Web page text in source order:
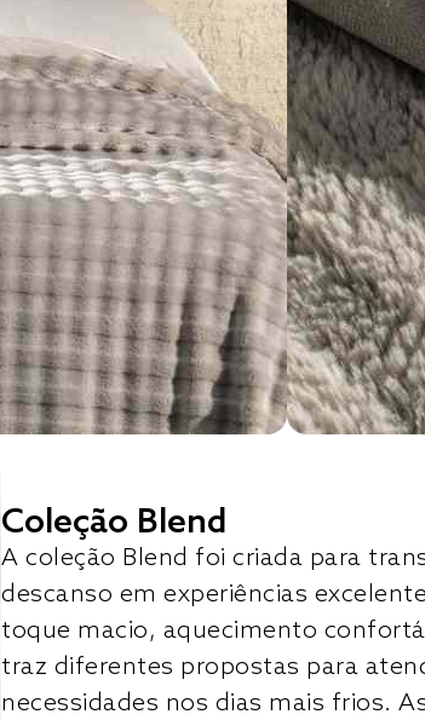
Coleção Blend
A coleção Blend foi criada para
descanso em experiências
toque macio, aquecimento
traz diferentes propostas para
necessidades nos dias mais frios.